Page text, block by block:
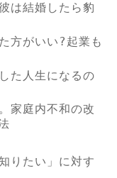
は結婚したら豹
方がいい?起業も
た人生になるの
家庭内不和の改
りたい」 に対す